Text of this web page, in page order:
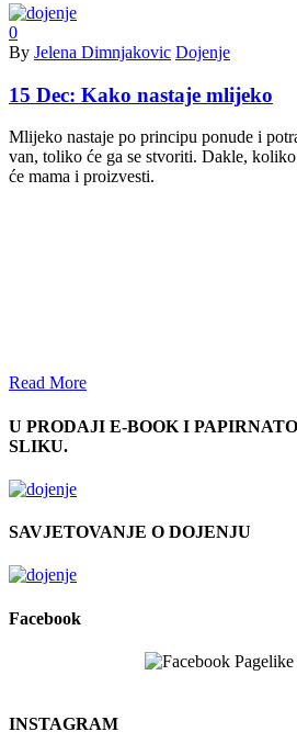
0
By Jelena Dimnjakovic Dojenje
15 Dec: Kako nastaje mlijeko
Mlijeko nastaje po principu ponude i
van, toliko će ga se stvoriti. Dakle,
će mama i proizvesti.
Read More
U PRODAJI E-BOOK I
SLIKU.
SAVJETOVANJE O DOJENJU
Facebook
INSTAGRAM